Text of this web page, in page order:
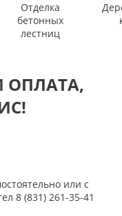
Отделка
бетонных
лестниц
ОПЛАТА,
или с
8 (831) 261-35-41